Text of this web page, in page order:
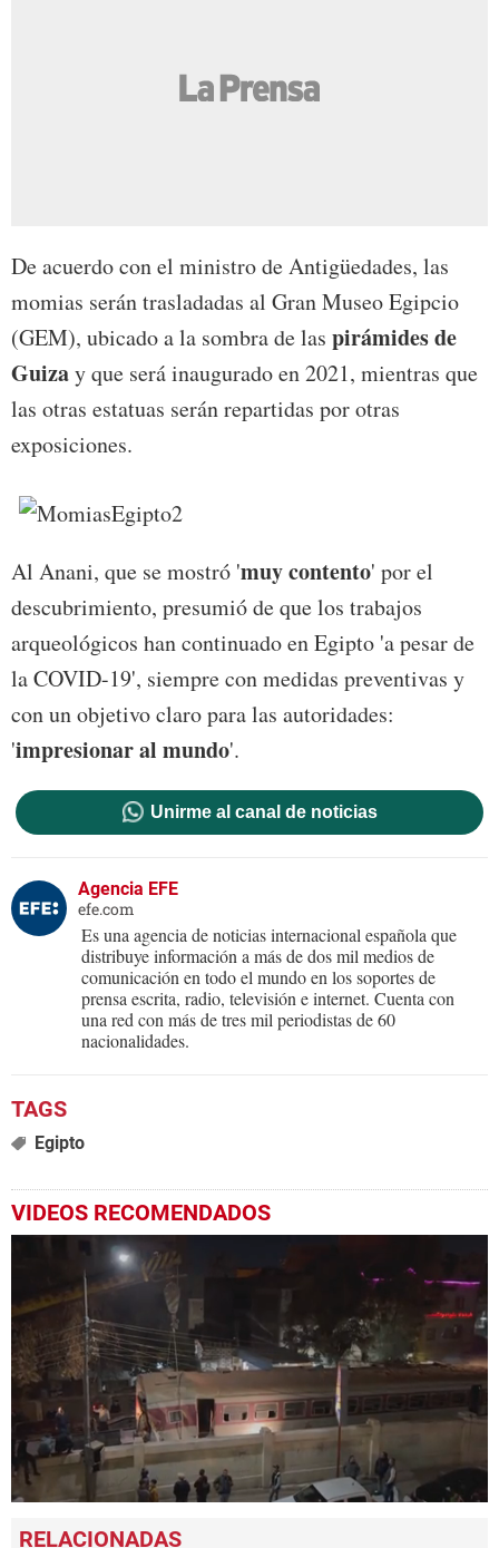
De acuerdo con el ministro de Antigüedades, las
momias serán trasladadas al Gran Museo Egipcio
(GEM), ubicado a la sombra de las pirámides de
Guizay que será inaugurado en 2021, mientras que
las otras estatuas serán repartidas por otras
exposiciones.
Al Anani, que se mostró 'muy contento' por el
descubrimiento, presumió de que los trabajos
arqueológicos han continuado en Egipto 'a pesar de
la COVID-19', siempre con medidas preventivas y
con un objetivo claro para las autoridades:
'impresionar al mundo'.
Unirme al canal de noticias
Agencia EFE
efe.com
Es una agencia de noticias internacional española que
distribuye información a más de dos mil medios de
comunicación en todo el mundo en los soportes de
prensa escrita, radio, televisión e internet. Cuenta con
una red con más de tres mil periodistas de 60
nacionalidades.
Egipto
VIDEOS RECOMENDADOS
seconds